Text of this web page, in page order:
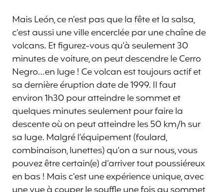
Mais León, ce n’est pas que la fête et la salsa,
c’est aussi une ville encerclée par une chaîne de
volcans. Et figurez-vous qu’à seulement 30
minutes de voiture, on peut descendre le Cerro
Negro…en luge ! Ce volcan est toujours actif et
sa dernière éruption date de 1999. Il faut
environ 1h30 pour atteindre le sommet et
quelques minutes seulement pour faire la
descente où on peut atteindre les 50 km/h sur
sa luge. Malgré l’équipement (foulard,
combinaison, lunettes) qu’on a sur nous, vous
pouvez être certain(e) d’arriver tout poussiéreux
en bas ! Mais c’est une expérience unique, avec